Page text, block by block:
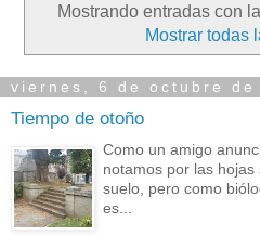
Mostrando entradas con
Mostrar todas
viernes, 6 de octubre de
Tiempo de otoño
Como un amigo
notamos por las
suelo, pero como
es...